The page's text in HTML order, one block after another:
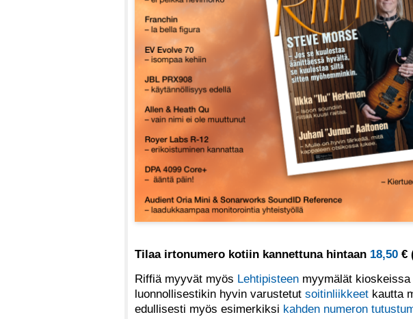
Tilaa irtonumero kotiin kannettuna hintaan 18,50 €
Riffiä myyvät myös Lehtipisteen myymälät
luonnollisestikin hyvin varustetut soitinliikkeet kautta
edullisesti myös esimerkiksi kahden numeron